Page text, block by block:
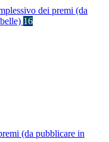
dei premi (da
16
(da pubblicare in